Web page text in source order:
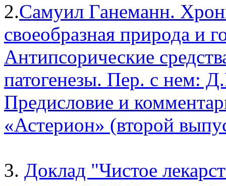
2.Самуил Ганеманн.
своеобразная природа и
Антипсорические
патогенезы. Пер. с нем:
Предисловие и
«Астерион» (второй
3. Доклад "Чистое